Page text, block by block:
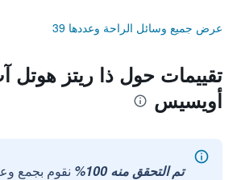
عرض جميع وسائل الراحة وعددها 39
تقييمات حول ذا ريتز هوتل
أويسيس
تم التحقق منه 100%
نقوم بجمع